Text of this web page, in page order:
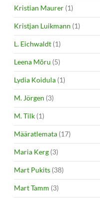
Kristian Maurer (1)
Kristjan Luikmann (1)
L. Eichwaldt (1)
Leena Mõru (5)
Lydia Koidula (1)
M. Jörgen (3)
M. Tilk (1)
Määratlemata (17)
Maria Kerg (3)
Mart Pukits (38)
Mart Tamm (3)